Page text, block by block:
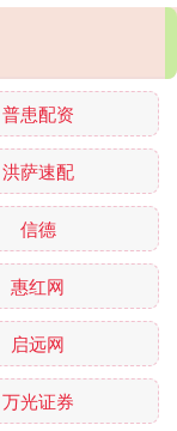
普患配资
洪萨速配
信德
惠红网
启远网
万光证券